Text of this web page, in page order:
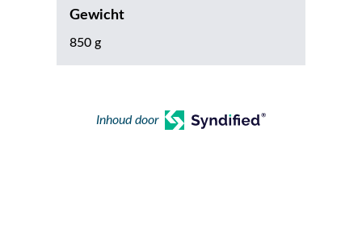
Gewicht
850 g
Inhoud door